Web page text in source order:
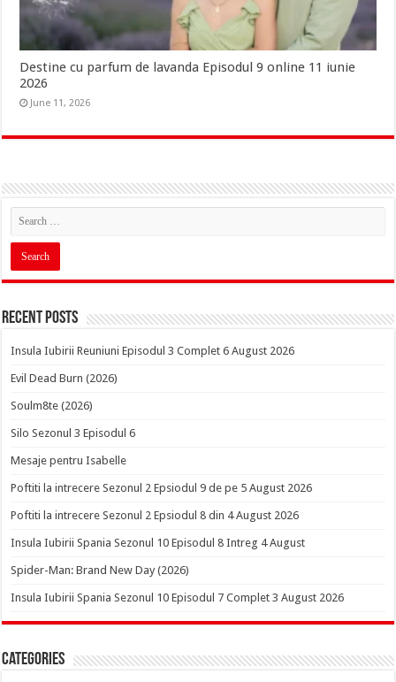
Destine cu parfum de lavanda Episodul 9 online 11 iunie
2026
June 11, 2026
Recent Posts
Insula Iubirii Reuniuni Episodul 3 Complet 6 August 2026
Evil Dead Burn (2026)
Soulm8te (2026)
Silo Sezonul 3 Episodul 6
Mesaje pentru Isabelle
Poftiti la intrecere Sezonul 2 Epsiodul 9 de pe 5 August 2026
Poftiti la intrecere Sezonul 2 Epsiodul 8 din 4 August 2026
Insula Iubirii Spania Sezonul 10 Episodul 8 Intreg 4 August
Spider-Man: Brand New Day (2026)
Insula Iubirii Spania Sezonul 10 Episodul 7 Complet 3 August 2026
Categories